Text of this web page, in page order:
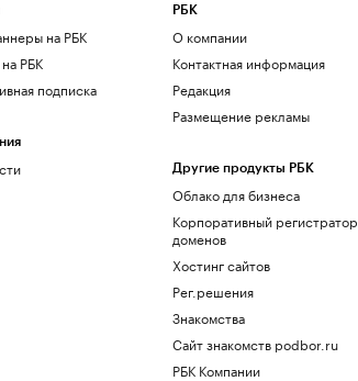
на РБК
РБК
подписка
РБК
О компании
Контактная информация
Редакция
Размещение рекламы
Другие продукты РБК
Облако для бизнеса
Корпоративный регистратор
доменов
Хостинг сайтов
Рег.решения
Знакомства
Сайт знакомств podbor.ru
РБК Компании